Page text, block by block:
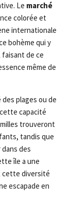
Le marché
colorée et
internationale
bohème qui y
de ce
même de
plages ou de
capacité
trouveront
tandis que
des
île a une
cette diversité
escapade en